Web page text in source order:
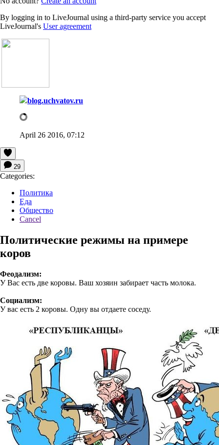
By logging in to LiveJournal using a third-party service you accept
LiveJournal's User agreement
blog.uchvatov.ru
April 26 2016, 07:12
29
Categories:
Политика
Еда
Общество
Cancel
Политические режимы на примере
коров
Феодализм:
У Вас есть две коровы. Ваш хозяин забирает часть молока.
Социализм:
У вас есть 2 коровы. Одну вы отдаете соседу.